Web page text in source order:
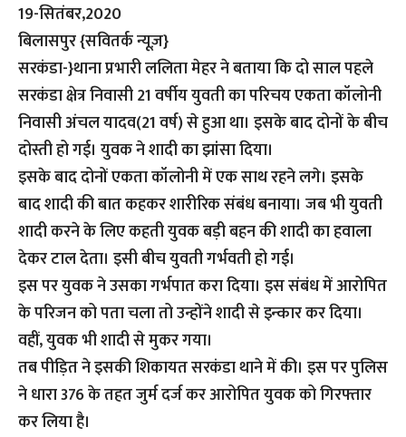
19-सितंबर,2020
बिलासपुर {सवितर्क न्यूज़}
सरकंडा-}थाना प्रभारी ललिता मेहर ने बताया कि दो साल पहले
सरकंडा क्षेत्र निवासी 21 वर्षीय युवती का परिचय एकता कॉलोनी
निवासी अंचल यादव(21 वर्ष) से हुआ था। इसके बाद दोनों के बीच
दोस्ती हो गई। युवक ने शादी का झांसा दिया।
इसके बाद दोनों एकता कॉलोनी में एक साथ रहने लगे। इसके
बाद शादी की बात कहकर शारीरिक संबंध बनाया। जब भी युवती
शादी करने के लिए कहती युवक बड़ी बहन की शादी का हवाला
देकर टाल देता। इसी बीच युवती गर्भवती हो गई।
इस पर युवक ने उसका गर्भपात करा दिया। इस संबंध में आरोपित
के परिजन को पता चला तो उन्होंने शादी से इन्कार कर दिया।
वहीं, युवक भी शादी से मुकर गया।
तब पीड़ित ने इसकी शिकायत सरकंडा थाने में की। इस पर पुलिस
ने धारा 376 के तहत जुर्म दर्ज कर आरोपित युवक को गिरफ्तार
कर लिया है।